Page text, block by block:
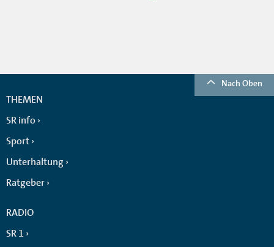
Nach Oben
THEMEN
SR info
Sport
Unterhaltung
Ratgeber
RADIO
SR 1